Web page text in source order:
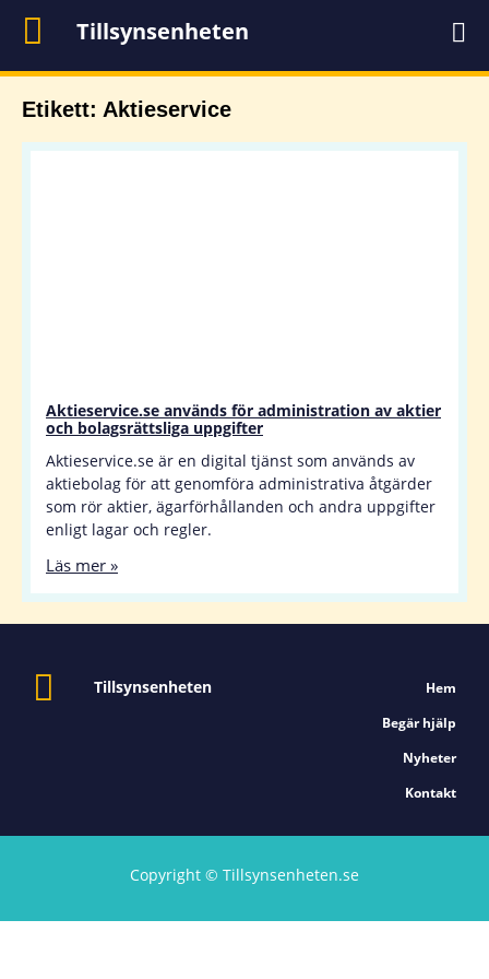
Tillsynsenheten
Etikett: Aktieservice
Aktieservice.se används för administration av aktier
och bolagsrättsliga uppgifter
Aktieservice.se är en digital tjänst som används av
aktiebolag för att genomföra administrativa åtgärder
som rör aktier, ägarförhållanden och andra uppgifter
enligt lagar och regler.
Läs mer »
Tillsynsenheten
Hem
Begär hjälp
Nyheter
Kontakt
Copyright © Tillsynsenheten.se